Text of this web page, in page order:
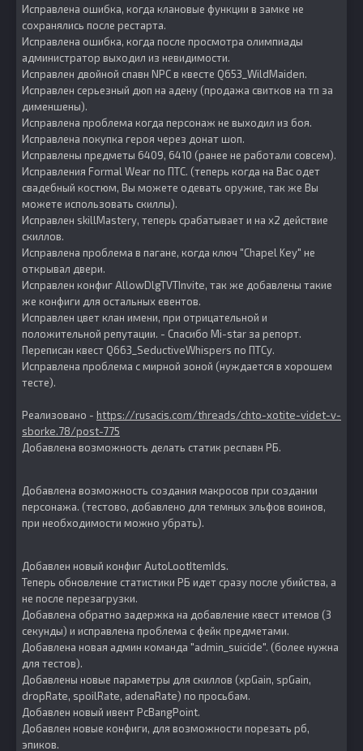
Исправлена ошибка, когда клановые функции в замке не
сохранялись после рестарта.
Исправлена ошибка, когда после просмотра олимпиады
администратор выходил из невидимости.
Исправлен двойной спавн NPC в квесте Q653_WildMaiden.
Исправлен серьезный дюп на адену (продажа свитков на тп за
дименшены).
Исправлена проблема когда персонаж не выходил из боя.
Исправлена покупка героя через донат шоп.
Исправлены предметы 6409, 6410 (ранее не работали совсем).
Исправления Formal Wear по ПТС. (теперь когда на Вас одет
свадебный костюм, Вы можете одевать оружие, так же Вы
можете использовать скиллы).
Исправлен skillMastery, теперь срабатывает и на х2 действие
скиллов.
Исправлена проблема в пагане, когда ключ "Chapel Key" не
открывал двери.
Исправлен конфиг AllowDlgTVTInvite, так же добавлены такие
же конфиги для остальных евентов.
Исправлен цвет клан имени, при отрицательной и
положительной репутации. - Спасибо Mi-star за репорт.
Переписан квест Q663_SeductiveWhispers по ПТСу.
Исправлена проблема с мирной зоной (нуждается в хорошем
тесте).
Реализовано - https://rusacis.com/threads/chto-xotite-videt-v-
sborke.78/post-775
Добавлена возможность делать статик респавн РБ.
Добавлена возможность создания макросов при создании
персонажа. (тестово, добавлено для темных эльфов воинов,
при необходимости можно убрать).
Добавлен новый конфиг AutoLootItemIds.
Теперь обновление статистики РБ идет сразу после убийства, а
не после перезагрузки.
Добавлена обратно задержка на добавление квест итемов (3
секунды) и исправлена проблема с фейк предметами.
Добавлена новая админ команда "admin_suicide". (более нужна
для тестов).
Добавлены новые параметры для скиллов (xpGain, spGain,
dropRate, spoilRate, adenaRate) по просьбам.
Добавлен новый ивент PcBangPoint.
Добавлен новые конфиги, для возможности порезать рб,
эпиков.